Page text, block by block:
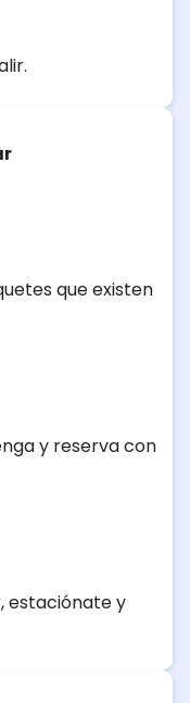
que existen
y reserva con
estaciónate y